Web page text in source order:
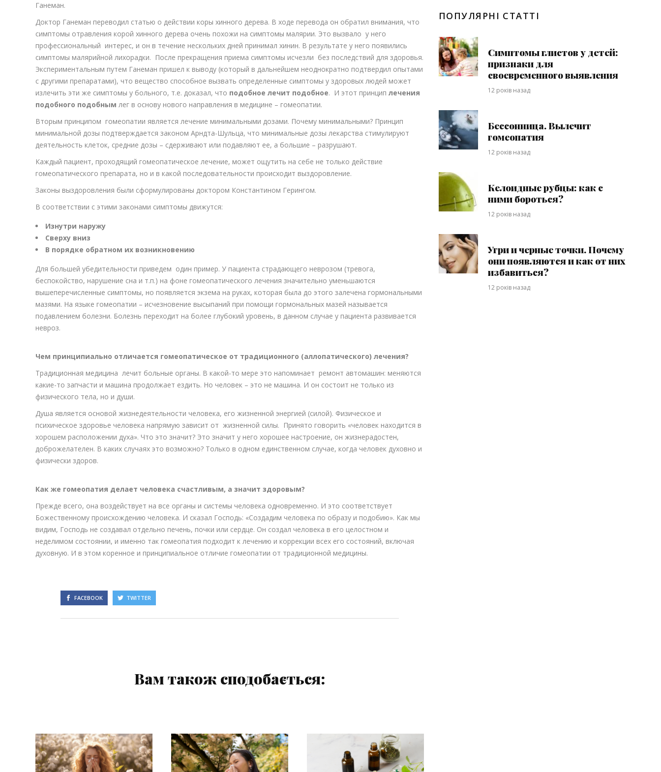
Ганеман.
Доктор Ганеман переводил статью о действии коры хинного дерева. В ходе перевода он обратил внимания, что
симптомы отравления корой хинного дерева очень похожи на симптомы малярии. Это вызвало у него
профессиональный интерес, и он в течение нескольких дней принимал хинин. В результате у него появились
симптомы малярийной лихорадки. После прекращения приема симптомы исчезли без последствий для здоровья.
Экспериментальным путем Ганеман пришел к выводу (который в дальнейшем неоднократно подтвердил опытами
с другими препаратами), что вещество способное вызвать определенные симптомы у здоровых людей может
излечить эти же симптомы у больного, т.е. доказал, что подобное лечит подобное. И этот принцип лечения
подобного подобным лег в основу нового направления в медицине – гомеопатии.
Вторым принципом гомеопатии является лечение минимальными дозами. Почему минимальными? Принцип
минимальной дозы подтверждается законом Арндта-Шульца, что минимальные дозы лекарства стимулируют
деятельность клеток, средние дозы – сдерживают или подавляют ее, а большие – разрушают.
Каждый пациент, проходящий гомеопатическое лечение, может ощутить на себе не только действие
гомеопатического препарата, но и в какой последовательности происходит выздоровление.
Законы выздоровления были сформулированы доктором Константином Герингом.
В соответствии с этими законами симптомы движутся:
Изнутри наружу
Сверху вниз
В порядке обратном их возникновению
Для большей убедительности приведем один пример. У пациента страдающего неврозом (тревога,
беспокойство, нарушение сна и т.п.) на фоне гомеопатического лечения значительно уменьшаются
вышеперечисленные симптомы, но появляется экзема на руках, которая была до этого залечена гормональными
мазями. На языке гомеопатии – исчезновение высыпаний при помощи гормональных мазей называется
подавлением болезни. Болезнь переходит на более глубокий уровень, в данном случае у пациента развивается
невроз.
Чем принципиально отличается гомеопатическое от традиционного (аллопатического) лечения?
Традиционная медицина лечит больные органы. В какой-то мере это напоминает ремонт автомашин: меняются
какие-то запчасти и машина продолжает ездить. Но человек – это не машина. И он состоит не только из
физического тела, но и души.
Душа является основой жизнедеятельности человека, его жизненной энергией (силой). Физическое и
психическое здоровье человека напрямую зависит от жизненной силы. Принято говорить «человек находится в
хорошем расположении духа». Что это значит? Это значит у него хорошее настроение, он жизнерадостен,
доброжелателен. В каких случаях это возможно? Только в одном единственном случае, когда человек духовно и
физически здоров.
Как же гомеопатия делает человека счастливым, а значит здоровым?
Прежде всего, она воздействует на все органы и системы человека одновременно. И это соответствует
Божественному происхождению человека. И сказал Господь: «Создадим человека по образу и подобию». Как мы
видим, Господь не создавал отдельно печень, почки или сердце. Он создал человека в его целостном и
неделимом состоянии, и именно так гомеопатия подходит к лечению и коррекции всех его состояний, включая
духовную. И в этом коренное и принципиальное отличие гомеопатии от традиционной медицины.
FACEBOOK TWITTER
Вам також сподобається:
ПОПУЛЯРНІ СТАТТІ
Симптомы глистов у детей:
признаки для
своевременного выявления
12 років назад
Бессонница. Вылечит
гомеопатия
12 років назад
Келоидные рубцы: как с
ними бороться?
12 років назад
Угри и черные точки. Почему
они появляются и как от них
избавиться?
12 років назад